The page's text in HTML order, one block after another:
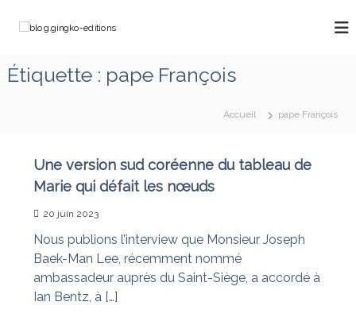
g
n
g
-
e
d
m
i
v
e
r
i
q
Étiquette : pape François
Accueil pape François
Une version sud coréenne du tableau de
Marie qui défait les nœuds
20 juin 2023
Nous publions l’interview que Monsieur Joseph
Baek-Man Lee, récemment nommé
ambassadeur auprès du Saint-Siège, a accordé à
Ian Bentz, à […]